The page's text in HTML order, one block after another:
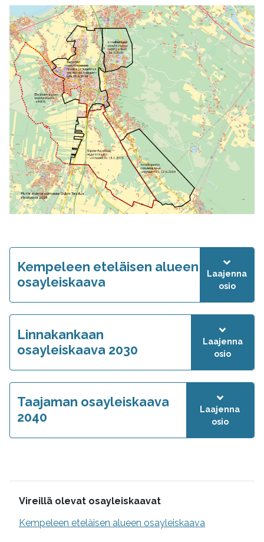
Kempeleen eteläisen alueen
osayleiskaava
Laajenna
osio
Linnakankaan
osayleiskaava 2030
Laajenna
osio
Taajaman osayleiskaava
2040
Laajenna
osio
Lisätietoa
Vireillä olevat osayleiskaavat
Kempeleen eteläisen alueen osayleiskaava